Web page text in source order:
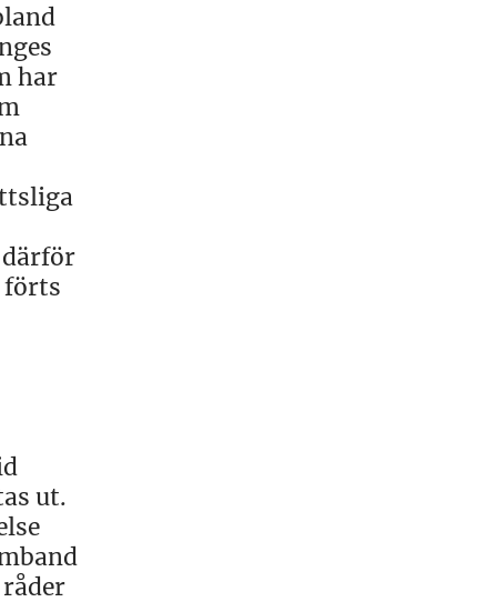
har
förts
ut.